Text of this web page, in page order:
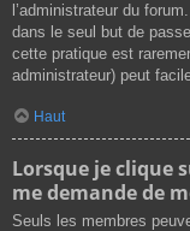
l’administrateur du
dans le seul but de
cette pratique est
administrateur) peut
Haut
Lorsque je clique
me demande de
Seuls les membres